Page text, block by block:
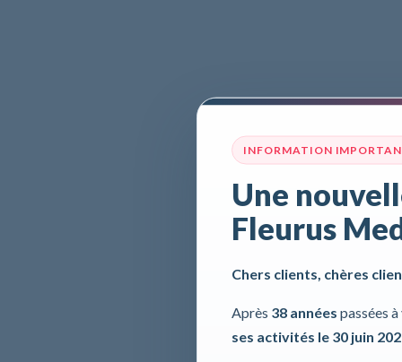
INFORMATION
Une
Fleurus
Chers clients, chères
Après 38 années passées
ses activités le 30 juin